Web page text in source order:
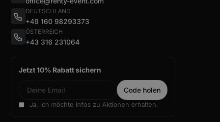
DEUTSCHLAND
+49 160 98293373
ÖSTERREICH
+43 316 231064
Jetzt 10% Rabatt sichern
Ja, ich möchte Infos zu Aktionen erhalten.